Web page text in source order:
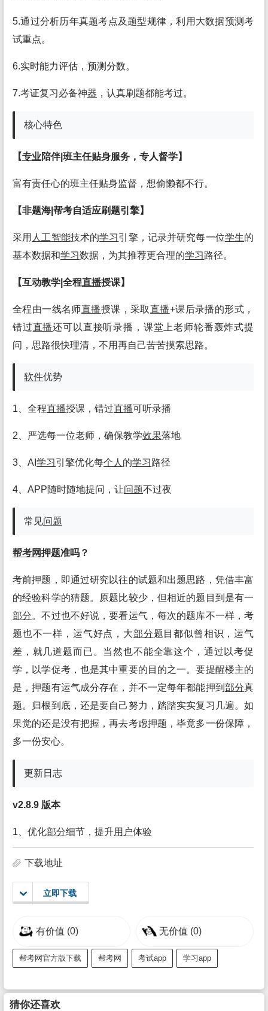
5.通过分析历年真题考点及题型规律，利用大数据预测考
试重点。
6.实时能力评估，预测分数。
7.考证复习必备神器 ，认真刷题都能考过。
核心特色
【专业陪伴|班主任贴身服务，专人督学】
富有责任心的班主任贴身监督，想偷懒都不行。
【非题海|帮考自适应刷题引擎】
采用 人工 智能技术的学习引擎，记录并研究每一位学生的
基本数据和学习数据，为其推荐更合理的学习路径。
【互动教学|全程直播授课】
全程由一线名师直播授课，采取直播+课后录播的形式，
错过直播还可以直接听录播，课堂上老师轮番轰炸式提
问，思路很快理清，不用再自己苦苦摸索思路。
软件优势
1、全程直播授课，错过直播可听录播
2、严选每一位老师，确保教学效果落地
3、AI 学习引擎优化每个人 的学习路径
4、APP随时随地提问，让问题不过夜
常见问题
帮考网押题准吗？
考前押题，即通过研究以往的试题和出题思路，凭借丰富
的经验科学的猜题。原题比较少，但相近的题目到是有一
部分。不过也不好说，要看运气，每次的题库不一样，考
题也不一样，运气好点，大部分题目都似曾相识，运气
差，就几道题而已。当然也不能全靠这个，通过以考促
学，以学促考，也是其中重要的目的之一。要提醒楼主的
是，押题有运气成分存在，并不一定每年都能押到 部分真
题。归根到底，还是要自己努力，踏踏实实复习几遍。如
果觉的还是没有把握，再去考虑押题，毕竟多一份保障，
多一份安心。
更新日志
v2.8.9 版本
1、优化部分细节，提升用户体验
下载地址
立即下载
有价值 (0) 无价值 (0)
帮考网官方版下载 帮考网 考试app 学习app
猜你还喜欢